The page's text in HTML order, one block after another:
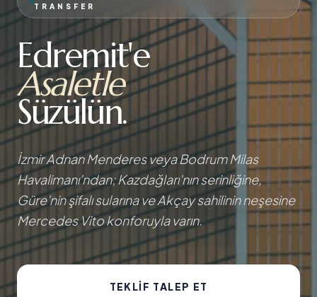
TRANSFER
Edremit'e
Asaletle
Süzülün.
İzmir Adnan Menderes veya Bodrum Milas
Havalimanı'ndan; Kazdağları'nın serinliğine,
Güre'nin şifalı sularına ve Akçay sahilinin neşesine
Mercedes Vito konforuyla varın.
TEKLIF TALEP ET